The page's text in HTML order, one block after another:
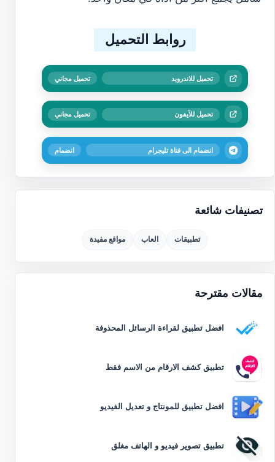
تصنيفات شائعة
تطبيقات العاب مواقع مفيدة
مقالات مقترحة
افضل تطبيق لقراءة الرسائل المحذوفة
تطبيق كشف الارقام من الاسم فقط
افضل تطبيق للمونتاج و تعديل الفيديو
تطبيق تصوير فيديو و الهاتف مغلق
روابط التحميل
تحميل للاندرويد تحميل مجاني
تحميل للآيفون تحميل مجاني
انضمام الى قناة تليجرام انضمام